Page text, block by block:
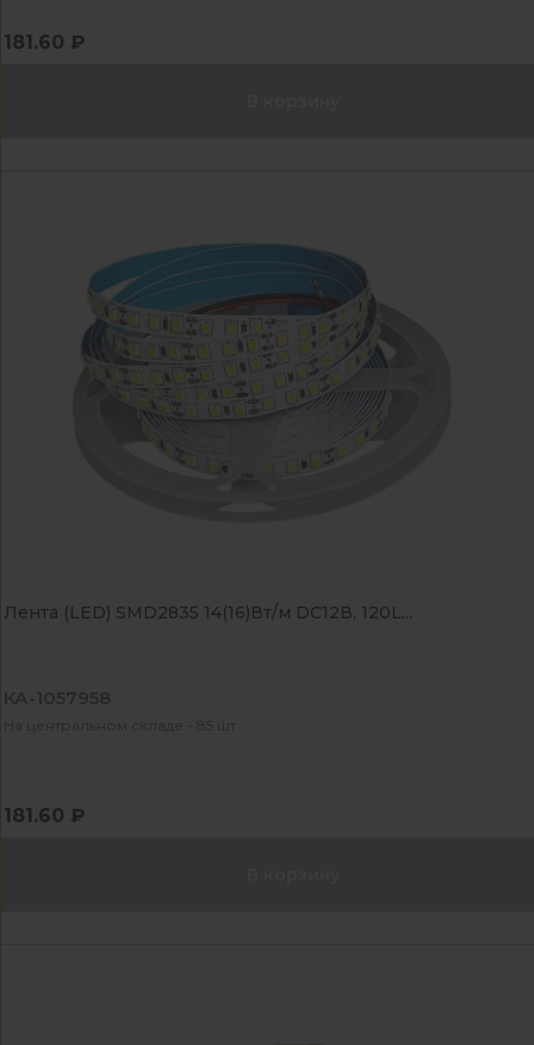
181.60 ₽
Лента (LED) SMD2835 14(16)Вт/м DC12В, 120L...
КА-1057958
На центральном складе - 85 шт
181.60 ₽